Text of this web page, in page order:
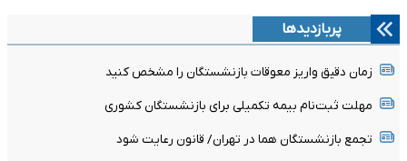
پربازدیدها
زمان دقیق واریز معوقات بازنشستگان را مشخص کنید
مهلت ثبت‌نام بیمه تکمیلی برای بازنشستگان کشوری
تجمع بازنشستگان هما در تهران/ قانون رعایت شود